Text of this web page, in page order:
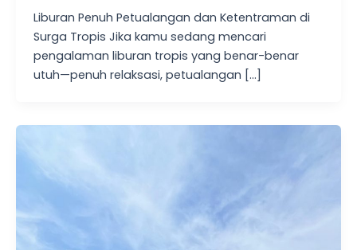
Liburan Penuh Petualangan dan Ketentraman di
Surga Tropis Jika kamu sedang mencari
pengalaman liburan tropis yang benar-benar
utuh—penuh relaksasi, petualangan […]